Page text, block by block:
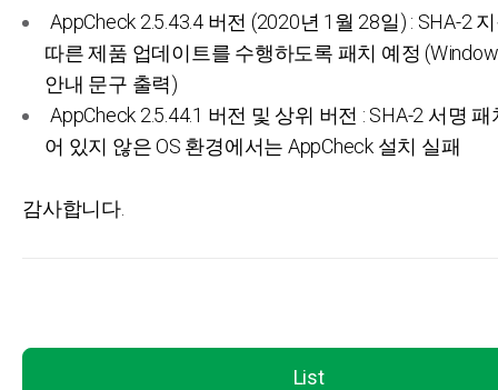
AppCheck 2.5.43.4 버전 (2020년 1월 28일) : SHA-2
따른 제품 업데이트를 수행하도록 패치 예정
안내 문구 출력)
AppCheck 2.5.44.1 버전 및 상위 버전 : SHA-2 서명
어 있지 않은 OS 환경에서는 AppCheck 설치 실패
감사합니다.
List